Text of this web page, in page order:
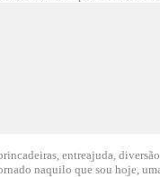
entreajuda,
naquilo que sou hoje,